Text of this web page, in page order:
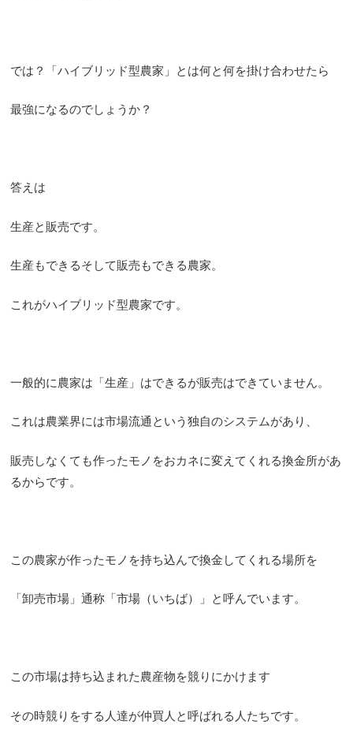
では？「ハイブリッド型農家」とは何と何を掛け合わせたら
最強になるのでしょうか？
答えは
生産と販売です。
生産もできるそして販売もできる農家。
これがハイブリッド型農家です。
一般的に農家は「生産」はできるが販売はできていません。
これは農業界には市場流通という独自のシステムがあり、
販売しなくても作ったモノをおカネに変えてくれる換金所があ
るからです。
この農家が作ったモノを持ち込んで換金してくれる場所を
「卸売市場」通称「市場（いちば）」と呼んでいます。
この市場は持ち込まれた農産物を競りにかけます
その時競りをする人達が仲買人と呼ばれる人たちです。